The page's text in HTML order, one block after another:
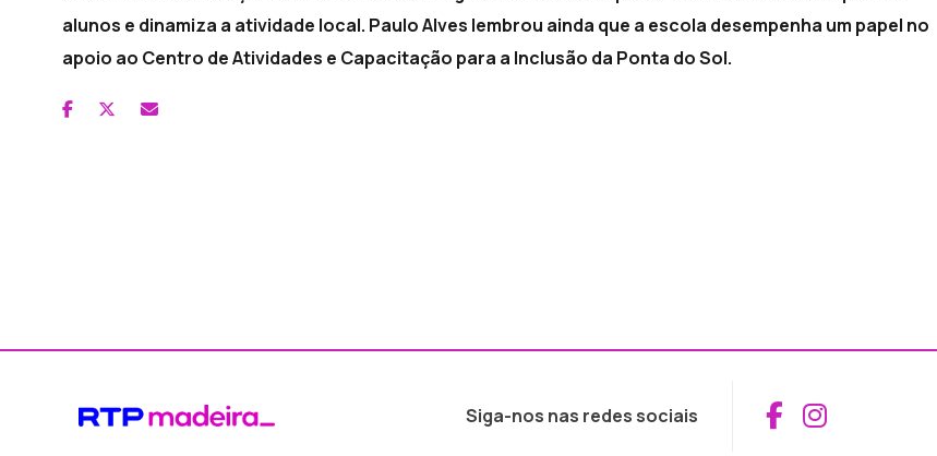
alunos e dinamiza a atividade local. Paulo Alves lembrou ainda que a escola desempenha um papel no
apoio ao Centro de Atividades e Capacitação para a Inclusão da Ponta do Sol.
Siga-nos nas redes sociais Aceder ao
Aceder